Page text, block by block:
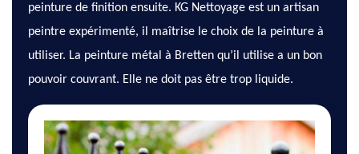
peinture de finition ensuite. KG Nettoyage est un artisan
peintre expérimenté, il maîtrise le choix de la peinture à
utiliser. La peinture métal à Bretten qu’il utilise a un bon
pouvoir couvrant. Elle ne doit pas être trop liquide.